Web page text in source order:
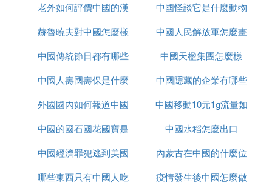
習俗：掃墓、踏青。
緬懷先人寄託哀思，有利於弘揚孝道親情，喚醒家庭
共同記憶，促進家庭成員乃至民族的凝聚力和認同
墓，還有踏青、盪鞦韆、踢蹴鞠、打馬球、插柳等一
系列風俗體育活動。
6.端午節——農歷五月初五
老外如何評價中國的漢
服
中國怪談它是什麼動物
赫魯曉夫對中國怎麼樣
中國人民解放軍怎麼畫
的
中國傳統節日都有哪些
中國天楹集團怎麼樣
中國人壽國壽保是什麼
中國隱藏的企業有哪些
外國國內如何報道中國
疫情
中國移動10元1g流量如
何取消
中國的國石國花國寶是
什麼
中國水稻怎麼出口
中國經濟罪犯逃到美國
怎麼辦
內蒙古在中國的什麼位
置
哪些東西只有中國人吃
疫情發生後中國怎麼做